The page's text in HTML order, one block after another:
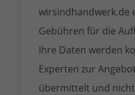
wirsindhandwerk.de
Gebühren für die
Ihre Daten werden
Experten zur
übermittelt und